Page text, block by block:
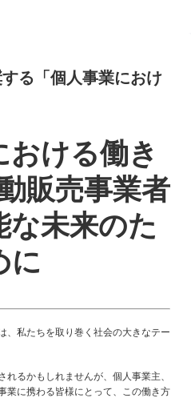
る「個人事業におけ
おける働き
販売事業者
な未来のた
に
、私たちを取り巻く社会の大きなテー
るかもしれませんが、個人事業主、
業に携わる皆様にとって、この働き方